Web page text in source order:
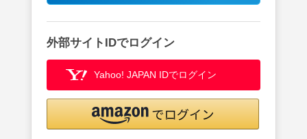
外部サイトIDでログイン
Yahoo! JAPAN IDでログイン